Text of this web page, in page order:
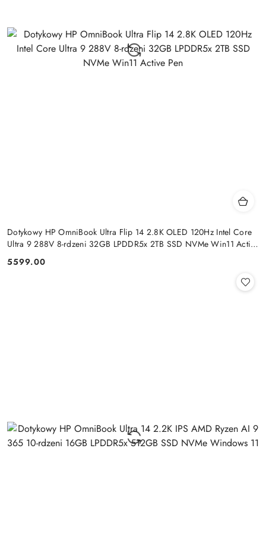
Dotykowy HP OmniBook Ultra Flip 14 2.8K OLED 120Hz Intel Core
Ultra 9 288V 8-rdzeni 32GB LPDDR5x 2TB SSD NVMe Win11 Active
Cena:
5599.00